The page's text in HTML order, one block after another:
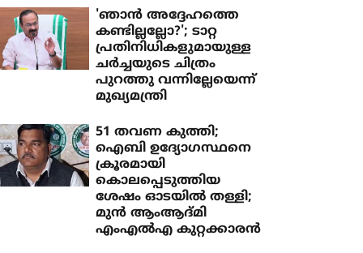
'ഞാൻ അദ്ദേഹത്തെ
കണ്ടില്ലല്ലോ?'; ടാറ്റ
പ്രതിനിധികളുമായുള്ള
ചർച്ചയുടെ ചിത്രം
പുറത്തു വന്നില്ലേയെന്ന്
മുഖ്യമന്ത്രി
51 തവണ കുത്തി;
ഐബി ഉദ്യോഗസ്ഥനെ
ക്രൂരമായി
കൊലപ്പെടുത്തിയ
ശേഷം ഓടയില്‍ തള്ളി;
മുന്‍ ആംആദ്മി
എംഎല്‍എ കുറ്റക്കാരന്‍